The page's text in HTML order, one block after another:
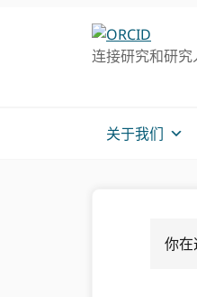
连接研究和研究
关于我们
你在